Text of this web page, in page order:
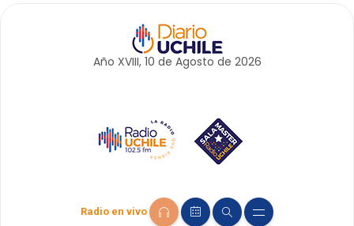
Año XVIII, 10 de Agosto de 2026
Radio en vivo